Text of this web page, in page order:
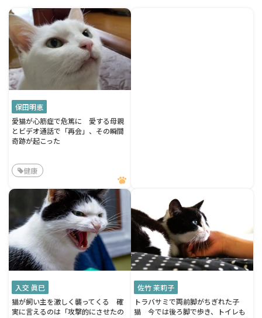
保田明恵
愛猫が心筋症で危篤に 愛する母親
とビデオ通話で「再会」、その瞬間
奇跡が起こった
健康
入交 眞巳
猫が飼い主を激しく襲ってくる 確
実に言えるのは「攻撃的にさせたの
佐竹 茉莉子
トラバサミで両前脚がちぎれた子
猫 今では後ろ脚で歩き、トイレも